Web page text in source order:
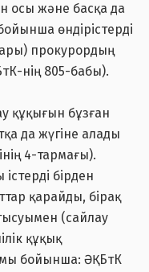
осы және басқа да
өндірістерді
прокурордың
нің 805-бабы).
құқығын бұзған
да жүгіне алады
4-тармағы).
бірден
қарайды, бірақ
(сайлау
құқық
бойынша: ӘҚБтК